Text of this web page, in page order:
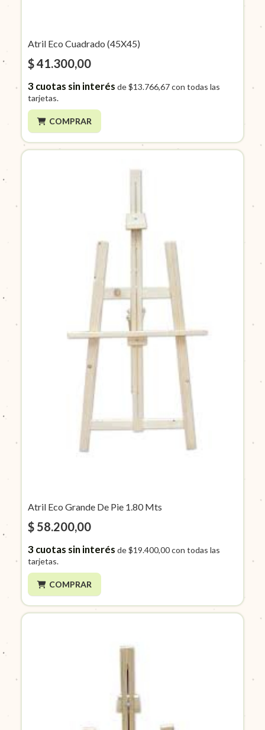
Atril Eco Cuadrado (45X45)
$ 41.300,00
3cuotas sin interés de$13.766,67con todas las
tarjetas.
COMPRAR
Atril Eco Grande De Pie 1.80 Mts
$ 58.200,00
3cuotas sin interés de$19.400,00con todas las
tarjetas.
COMPRAR